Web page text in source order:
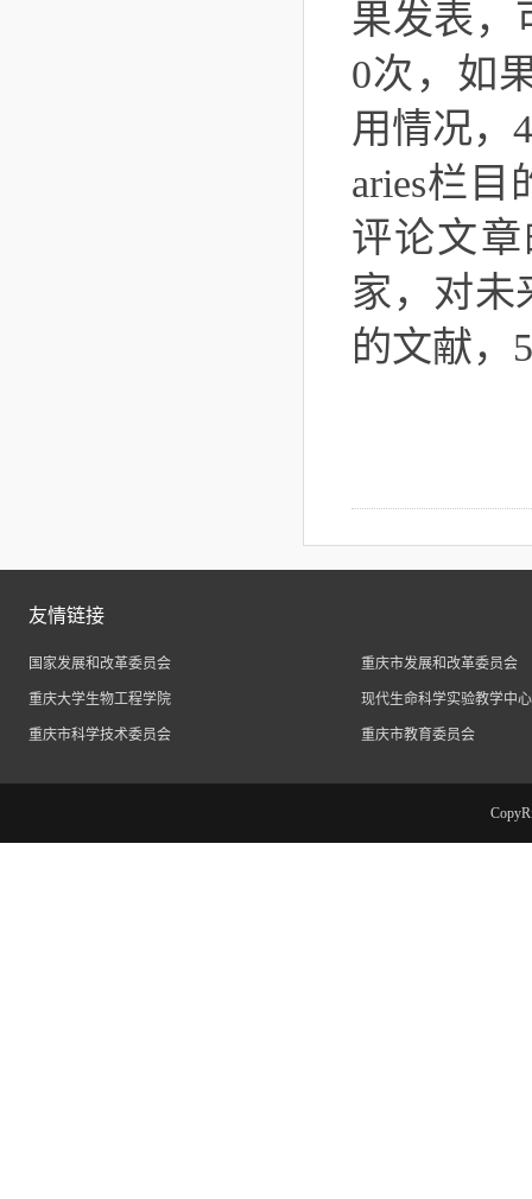
果发表，
0次，如
用情况，
aries栏
评论文
家，对未
的文献，
友情链接
国家发展和改革委员会 重庆市发展和改革委员会
重庆大学生物工程学院 现代生命科学实验教学中心
重庆市科学技术委员会 重庆市教育委员会